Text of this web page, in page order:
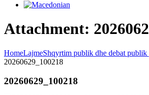
Attachment:
HomeLajmeShqyrtim publik dhe debat publik
20260629_100218
20260629_100218